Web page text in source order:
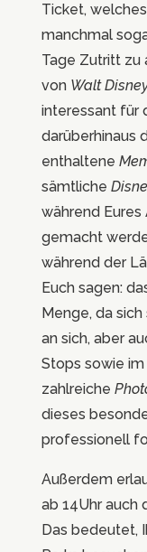
Ticket,
manchmal
Tage Zutritt zu
von Walt
interessant für
darüberhinaus
enthaltene
sämtliche
während
gemacht
während der
Euch sagen:
Menge, da
an sich, aber
Stops sowie
zahlreiche
dieses
professionell
Außerdem
ab 14Uhr auch
Das bedeutet,